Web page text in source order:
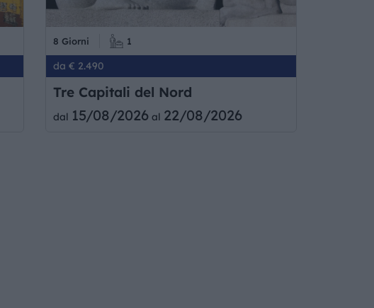
8 Giorni 1
da € 2.490
Tre Capitali del Nord
dal 15/08/2026al 22/08/2026